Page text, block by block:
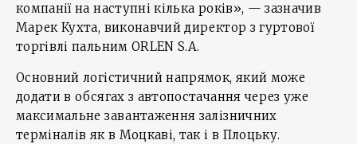
компанії на наступні кілька років», — зазначив
Марек Кухта, виконавчий директор з гуртової
торгівлі пальним ORLEN S.A.
Основний логістичний напрямок, який може
додати в обсягах з автопостачання через уже
максимальне завантаження залізничних
терміналів як в Моцкаві, так і в Плоцьку.